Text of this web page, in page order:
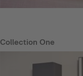
Collection One